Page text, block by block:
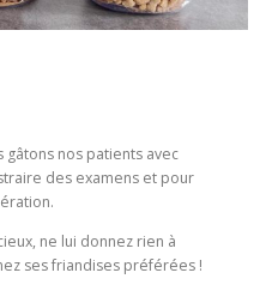
gâtons nos patients avec
des examens et pour
ne lui donnez rien à
ses friandises préférées !